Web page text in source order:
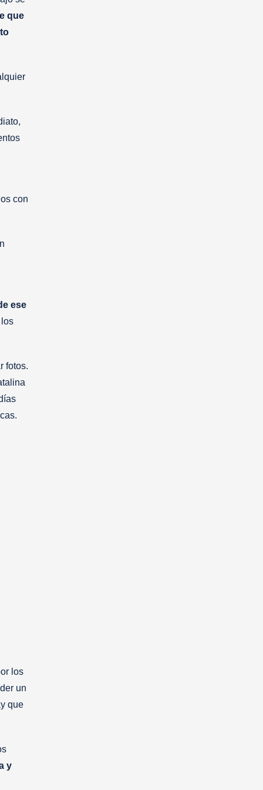
que
con
ese
fotos.
los
un
que
y